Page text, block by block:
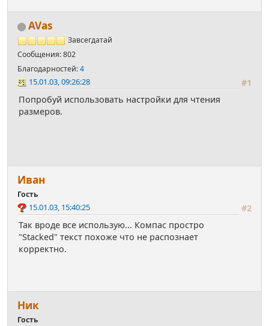
AVas
Завсегдатай
Сообщения: 802
Благодарностей:4
#1
15.01.03, 09:26:28
Попробуй использовать настройки для чтения
размеров.
Иван
Гость
#2
15.01.03, 15:40:25
Так вроде все использую... Компас простро
"Stacked" текст похоже что не распознает
корректно.
Ник
Гость